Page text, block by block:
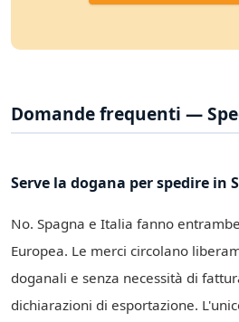
Domande frequenti —
Serve la dogana per spedire in
No. Spagna e Italia fanno
Europea. Le merci circolano
doganali e senza necessità di
dichiarazioni di esportazione.